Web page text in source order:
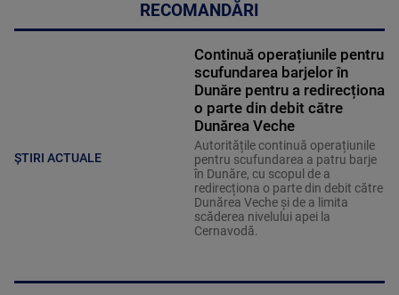
RECOMANDĂRI
ȘTIRI ACTUALE
Continuă operațiunile pentru
scufundarea barjelor în
Dunăre pentru a redirecționa
o parte din debit către
Dunărea Veche
Autoritățile continuă operațiunile
pentru scufundarea a patru barje
în Dunăre, cu scopul de a
redirecționa o parte din debit către
Dunărea Veche și de a limita
scăderea nivelului apei la
Cernavodă.